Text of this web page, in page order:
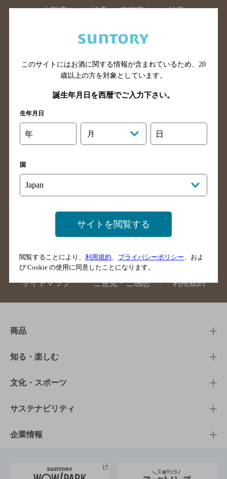
大阪府のバー検索
京都府のバー検索
滋賀県のバー検索
和歌山県のバー検索
山口県のバー検索
鳥取県のバー検索
島根県のバー検索
徳島県のバー検索
高知県のバー検索
福岡県のバー検索
長崎県のバー検索
佐賀県のバー検索
店舗登録方法のご案内
店舗情報更新方法のご案内
掲載店舗様ログイン
サイトマップ ご意見・ご感想 利用規約
商品
商品TOP
商品一覧
商品発売情報
栄養成分一覧
知る・楽しむ
知る・楽しむTOP
キャンペーン
工場見学
文化・スポーツ
文化・スポーツTOP
サントリーホール
サステナビリティ
サステナビリティTOP
企業情報
このサイトにはお酒に関する情報が含まれているため、 20
歳以上の方を対象としています。
誕生年月日を西暦でご入力下さい。
生年月日
年 月 日
国
サイトを閲覧する
閲覧することにより、 利用規約 プライバシーポリシー 、およ
び Cookie の使用に同意したことになります。